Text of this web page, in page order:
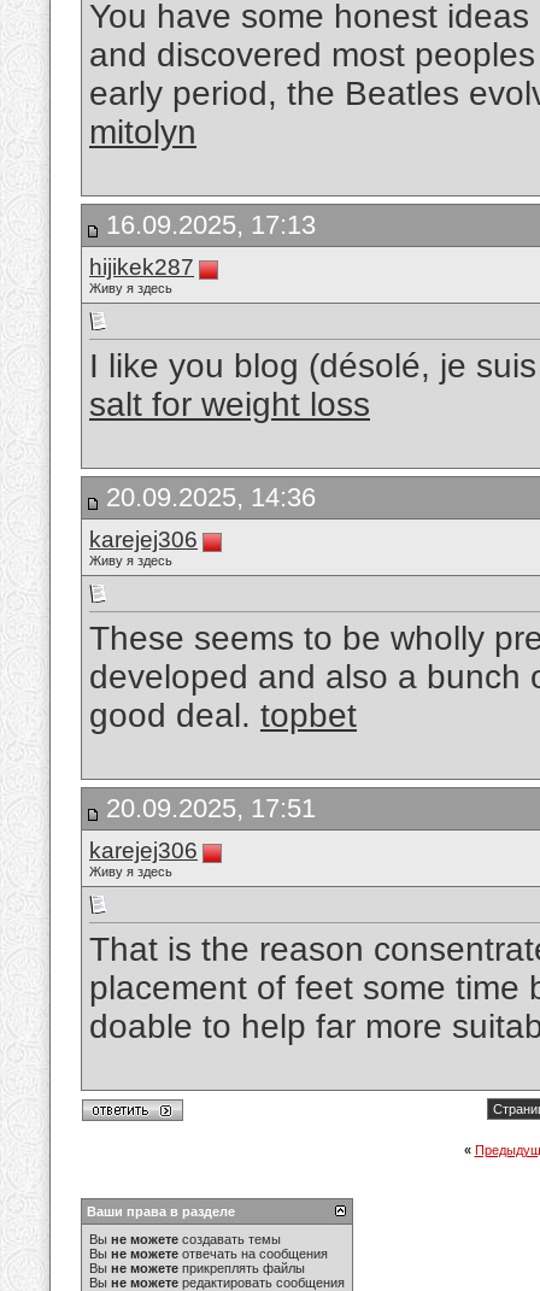
You have some honest
and discovered most
early period, the Beatles
mitolyn
16.09.2025, 17:13
hijikek287
Живу я здесь
I like you blog (désolé, je
salt for weight loss
20.09.2025, 14:36
karejej306
Живу я здесь
These seems to be wholly
developed and also a bunch
good deal. topbet
20.09.2025, 17:51
karejej306
Живу я здесь
That is the reason
placement of feet some time
doable to help far more
«
Ваши права в разделе
Вы не можете создавать темы
Вы не можете отвечать на сообщения
Вы не можете прикреплять файлы
Вы не можете редактировать сообщения